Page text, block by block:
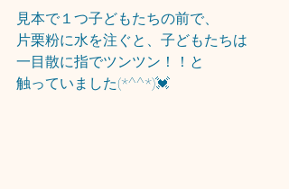
見本で１つ子どもたちの前で、
片栗粉に水を注ぐと、子どもたちは
一目散に指でツンツン！！と
触っていました(*^^*)💓